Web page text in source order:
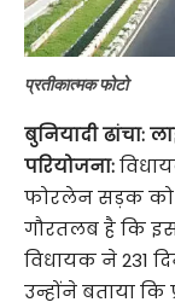
प्रतीकात्मक फोटो
बुनियादी ढांचा:
परियोजना:
फोरलेन सड़क को
गौरतलब है कि
विधायक ने 231
उन्होंने बताया